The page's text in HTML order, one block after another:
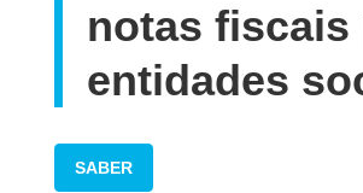
notas fiscais
entidades
SABER